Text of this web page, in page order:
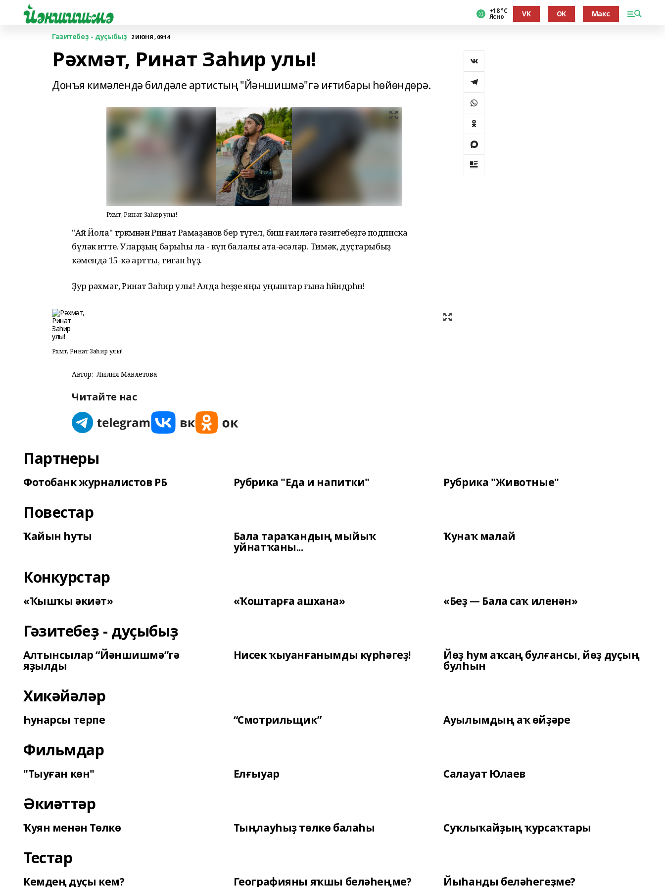
+18 °С
Ясно VK OK Макс
Гәзитебеҙ - дуҫыбыҙ 2 ИЮНЯ , 09:14
Рәхмәт, Ринат Заһир улы!
Донъя кимәлендә билдәле артистың "Йәншишмә"гә иғтибары һөйөндөрә.
Рәхмәт, Ринат Заһир улы!
"Ай Йола" төркөмөнән Ринат Рамаҙанов бер түгел, биш ғаиләгә гәзитебеҙгә подписка
бүләк итте. Уларҙың барыһы ла - күп балалы ата-әсәләр. Тимәк, дуҫтарыбыҙ
кәмендә 15-кә артты, тигән һүҙ.
Ҙур рәхмәт, Ринат Заһир улы! Алда һеҙҙе яңы уңыштар ғына һөйөндөрһөн!
Рәхмәт, Ринат Заһир улы!
Автор: Лилия Мавлетова
Читайте нас
Партнеры
Фотобанк журналистов РБ Рубрика "Еда и напитки" Рубрика "Животные"
Повестар
Ҡайын һуты Бала тараҡандың мыйыҡ
уйнатҡаны...
Ҡунаҡ малай
Конкурстар
«Ҡышҡы әкиәт» «Ҡоштарға ашхана» «Беҙ — Бала саҡ иленән»
Гәзитебеҙ - дуҫыбыҙ
Алтынсылар “Йәншишмә”гә
яҙылды
Нисек ҡыуанғанымды күрһәгеҙ! Йөҙ һум аҡсаң булғансы, йөҙ дуҫың
булһын
Хикәйәләр
Һунарсы терпе “Смотрильщик” Ауылымдың аҡ өйҙәре
Фильмдар
"Тыуған көн" Елғыуар Салауат Юлаев
Әкиәттәр
Ҡуян менән Төлкө Тыңлауһыҙ төлкө балаһы Суҡлыҡайҙың ҡурсаҡтары
Тестар
Кемдең дуҫы кем? Географияны яҡшы беләһеңме? Йыһанды беләһегеҙме?